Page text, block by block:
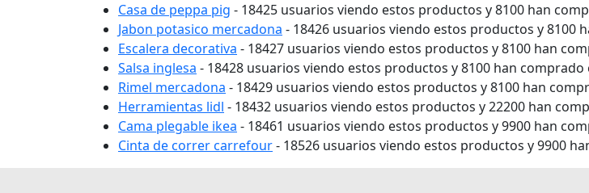
Casa de peppa pig - 18425 usuarios viendo estos productos y 8100 han
Jabon potasico mercadona - 18426 usuarios viendo estos productos y 8100
Escalera decorativa - 18427 usuarios viendo estos productos y 8100 han
Salsa inglesa - 18428 usuarios viendo estos productos y 8100 han
Rimel mercadona - 18429 usuarios viendo estos productos y 8100 han
Herramientas lidl - 18432 usuarios viendo estos productos y 22200 han
Cama plegable ikea - 18461 usuarios viendo estos productos y 9900 han
Cinta de correr carrefour- 18526 usuarios viendo estos productos y 9900